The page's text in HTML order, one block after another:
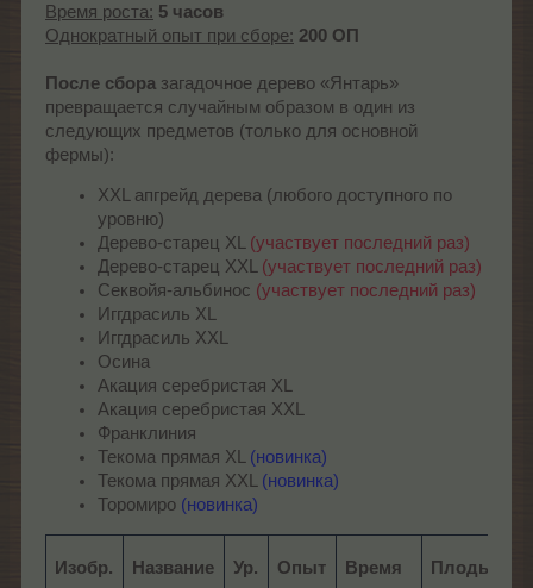
Время роста: 5 часов
Однократный опыт при сборе: 200 ОП
После сбора загадочное дерево «Янтарь»
превращается случайным образом в один из
следующих предметов (только для основной
фермы):
XXL апгрейд дерева (любого доступного по
уровню)
Дерево-старец XL (участвует последний раз)
Дерево-старец XXL (участвует последний раз)
Секвойя-альбинос (участвует последний раз)
Иггдрасиль XL
Иггдрасиль XXL
Осина
Акация серебристая XL
Акация серебристая XXL
Франклиния
Текома прямая XL (новинка)
Текома прямая XXL (новинка)
Торомиро (новинка)
Изобр. Название Ур. Опыт Время Плоды